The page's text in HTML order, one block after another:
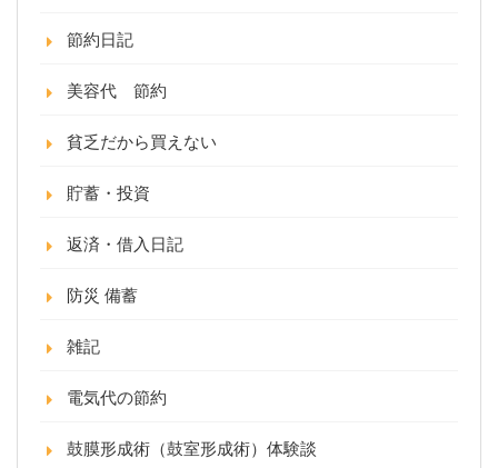
節約日記
美容代 節約
貧乏だから買えない
貯蓄・投資
返済・借入日記
防災 備蓄
雑記
電気代の節約
鼓膜形成術（鼓室形成術）体験談